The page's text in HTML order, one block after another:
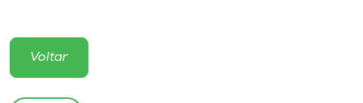
Atendimento ao Estudante
Portal de Ensino
Voltar